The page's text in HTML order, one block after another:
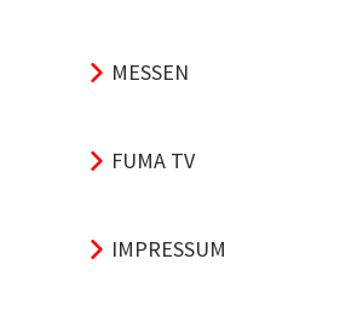
MESSEN
FUMA TV
IMPRESSUM